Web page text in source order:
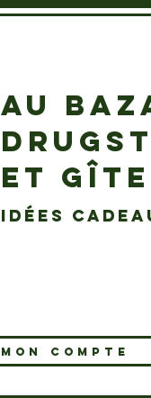
AU
ET
idées
MON COMPTE